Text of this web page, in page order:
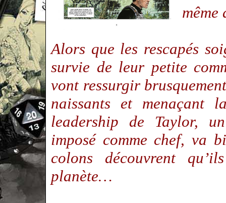
Alors que les rescapés
survie de leur petite
vont ressurgir
naissants et
leadership de Taylor,
imposé comme chef, va
colons découvrent
planète…